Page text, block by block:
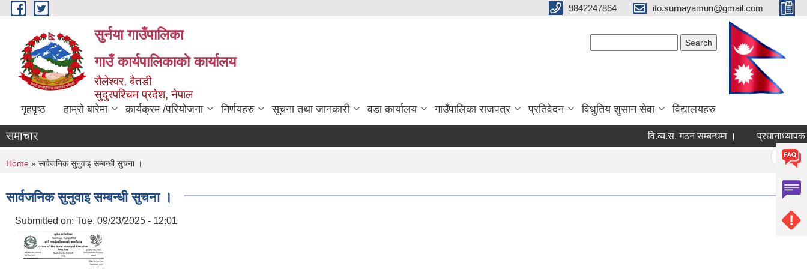
Skip to main content 9842247864 ito.surnayamun@gmail.com
सुर्नया गाउँपालिका
गाउँ कार्यपालिकाकाे कार्यालय
रौलेश्वर, बैतडी
सुदुरपश्चिम प्रदेश, नेपाल
गृहपृष्ठ हाम्रो बारेमा कार्यक्रम /परियोजना निर्णयहरु सूचना तथा जानकारी वडा कार्यालय गाउँपालिका राजपत्र प्रतिवेदन विधुतिय शुसान सेवा विद्यालयहरु
समाचार वि.व्य.स. गठन सम्बन्धमा । प्रधानाध्यापक
« first
You are here
Home » सार्वजनिक सुनुवाइ सम्बन्धी सुचना ।
सार्वजनिक सुनुवाइ सम्बन्धी सुचना ।
Submitted on: Tue, 09/23/2025 - 12:01